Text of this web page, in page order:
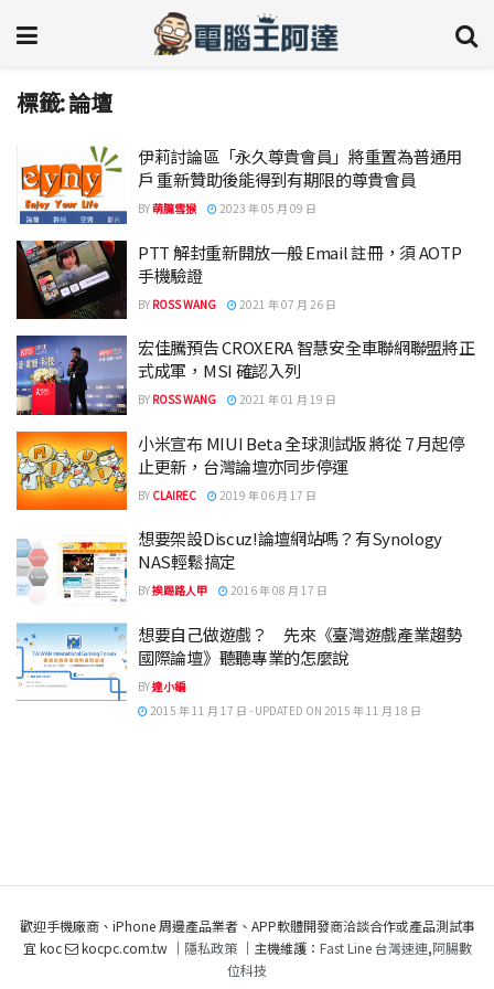
標籤:論壇
伊莉討論區「永久尊貴會員」將重置為普通用
戶 重新贊助後能得到有期限的尊貴會員
BY萌朧雪猴 2023 年 05 月 09 日
PTT 解封重新開放一般 Email 註冊，須 AOTP
手機驗證
BY ROSS WANG 2021 年 07 月 26 日
宏佳騰預告 CROXERA 智慧安全車聯網聯盟將正
式成軍，MSI 確認入列
BY ROSS WANG 2021 年 01 月 19 日
小米宣布 MIUI Beta 全球測試版 將從 7 月起停
止更新，台灣論壇亦同步停運
BY CLAIREC 2019 年 06 月 17 日
想要架設Discuz!論壇網站嗎？有Synology
NAS輕鬆搞定
BY挨踢路人甲 2016 年 08 月 17 日
想要自己做遊戲？ 先來《臺灣遊戲產業趨勢
國際論壇》聽聽專業的怎麼說
BY達小編
2015 年 11 月 17 日 - UPDATED ON 2015 年 11 月 18 日
歡迎手機廠商、iPhone 周邊產品業者、APP軟體開發商洽談合作或產品測試事
宜 koc
kocpc.com.tw ｜ 隱私政策｜主機維護： Fast Line 台灣速連,阿腸數
位科技